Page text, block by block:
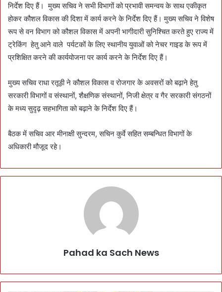
निर्देश दिए हैं। मुख्य सचिव ने सभी विभागों को प्रभावी समन्वय के साथ एकीकृत
होकर कौशल विकास की दिशा में कार्य करने के निर्देश दिए हैं। मुख्य सचिव ने विशेष
रूप से वन विभाग को कौशल विकास में अपनी भागीदारी सुनिश्चित करते हुए राज्य में
ट्रेकिंग हेतु आने वाले पर्यटकों के लिए स्थानीय युवाओं को नेचर गाइड के रूप में
प्रशिक्षित करने की कार्ययोजना पर कार्य करने के निर्देश दिए हैं।
मुख्य सचिव राधा रतूड़ी ने कौशल विकास व रोजगार के अवसरों को बढ़ाने हेतु
सरकारी विभागों व संस्थानों, शैक्षणिक संस्थानों, निजी क्षेत्र व गैर सरकारी संगठनों
के मध्य सुदृढ़ सहभागिता को बढ़ाने के निर्देश दिए हैं।
बैठक में सचिव आर मीनाक्षी सुन्दरम, सचिन कुर्वे सहित सम्बन्धित विभागों के
अधिकारी मौजूद रहे।
Pahad ka Sach News